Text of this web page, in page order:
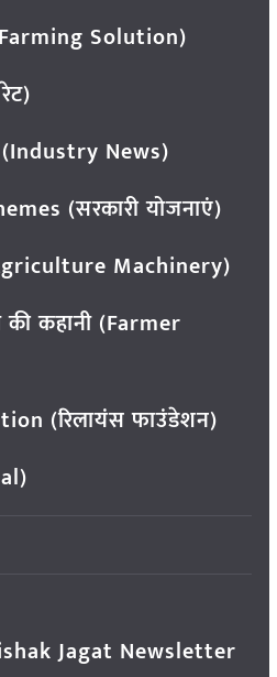
Solution)
(Industry News)
(सरकारी योजनाएं)
Machinery)
कहानी (Farmer
(रिलायंस फाउंडेशन)
Jagat Newsletter